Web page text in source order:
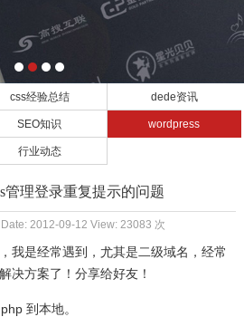
css经验总结 dede资讯
SEO知识 wordpress
行业动态
管理登录重复提示的问题
2012-09-12 View: 23083 次
我是经常遇到，尤其是二级域名，经常
决方案了！分享给好友！
到本地。